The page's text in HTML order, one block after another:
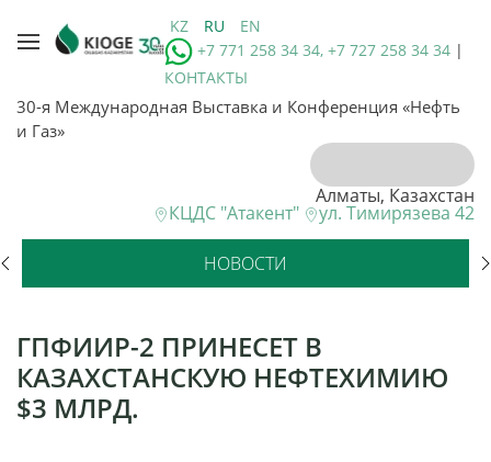
KZ RU
EN
+7 771 258 34 34, +7 727 258 34 34 |
КОНТАКТЫ
30-я Международная Выставка и Конференция «Нефть
и Газ»
Алматы, Казахстан
КЦДС "Атакент" ул. Тимирязева 42
НОВОСТИ
ГПФИИР-2 ПРИНЕСЕТ В
КАЗАХСТАНСКУЮ НЕФТЕХИМИЮ
$3 МЛРД.